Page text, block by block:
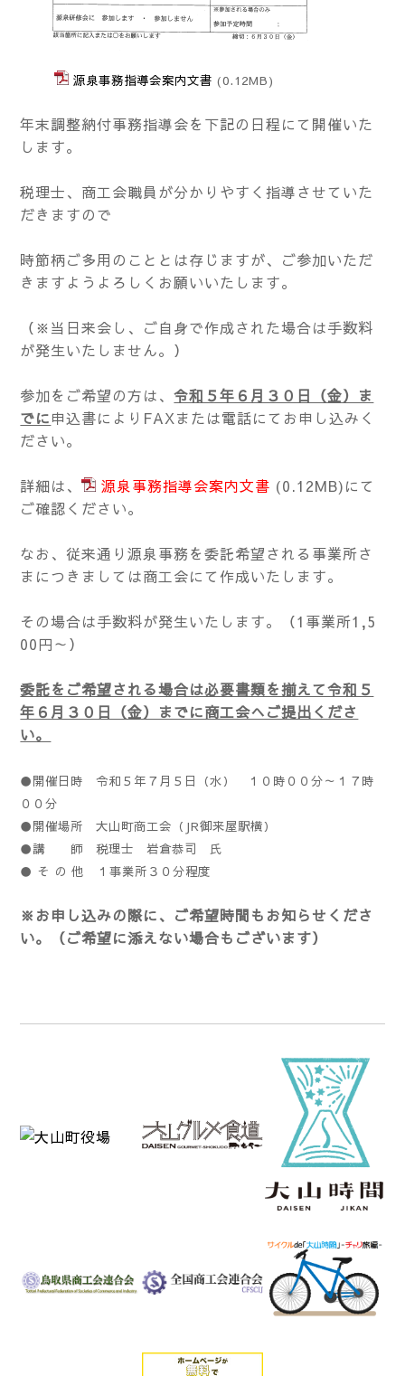
源泉事務指導会案内文書 (0.12MB)
年末調整納付事務指導会を下記の日程にて開催いた
します。
税理士、商工会職員が分かりやすく指導させていた
だきますので
時節柄ご多用のこととは存じますが、ご参加いただ
きますようよろしくお願いいたします。
（※当日来会し、ご自身で作成された場合は手数料
が発生いたしません。）
参加をご希望の方は、令和５年６月３０日（金）ま
でに申込書によりFAXまたは電話にてお申し込みく
ださい。
詳細は、 源泉事務指導会案内文書 (0.12MB)にて
ご確認ください。
なお、従来通り源泉事務を委託希望される事業所さ
まにつきましては商工会にて作成いたします。
その場合は手数料が発生いたします。（1事業所1,5
00円～）
委託をご希望される場合は必要書類を揃えて令和５
年６月３０日（金）までに商工会へご提出くださ
い。
●開催日時 令和５年７月５日（水） １０時００分～１７時
００分
●開催場所 大山町商工会（JR御来屋駅横）
●講 師 税理士 岩倉恭司 氏
● そ の 他 １事業所３０分程度
※お申し込みの際に、ご希望時間もお知らせくださ
い。（ご希望に添えない場合もございます）